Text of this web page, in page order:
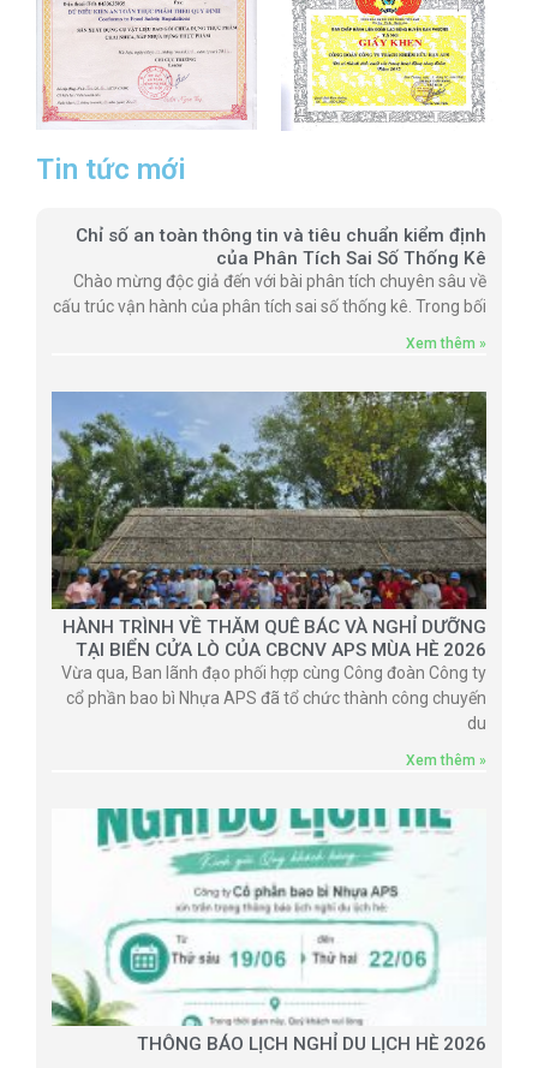
Tin tức mới
Chỉ số an toàn thông tin và tiêu chuẩn kiểm định
của Phân Tích Sai Số Thống Kê
Chào mừng độc giả đến với bài phân tích chuyên sâu về
cấu trúc vận hành của phân tích sai số thống kê. Trong bối
Xem thêm »
HÀNH TRÌNH VỀ THĂM QUÊ BÁC VÀ NGHỈ DƯỠNG
TẠI BIỂN CỬA LÒ CỦA CBCNV APS MÙA HÈ 2026
Vừa qua, Ban lãnh đạo phối hợp cùng Công đoàn Công ty
cổ phần bao bì Nhựa APS đã tổ chức thành công chuyến
du
Xem thêm »
THÔNG BÁO LỊCH NGHỈ DU LỊCH HÈ 2026